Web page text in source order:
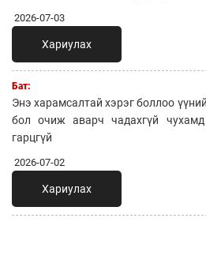
2026-07-03
Хариулах
Бат:
Энэ харамсалтай хэрэг боллоо
бол очиж аварч чадахгүй
гарцгүй
2026-07-02
Хариулах